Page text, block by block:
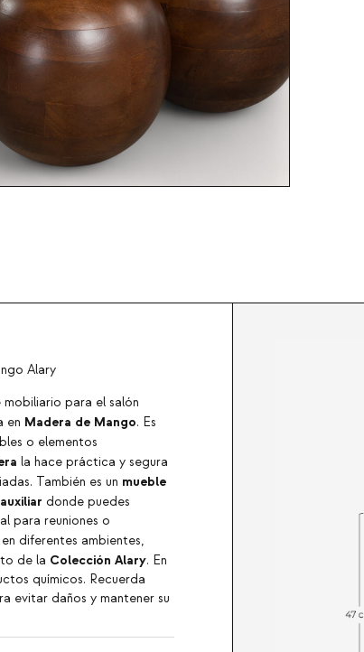
Alary
mobiliario para el salón
en Madera de Mango. Es
o elementos
la hace práctica y segura
También es un mueble
donde puedes
para reuniones o
diferentes ambientes,
de la Colección Alary. En
químicos. Recuerda
evitar daños y mantener su